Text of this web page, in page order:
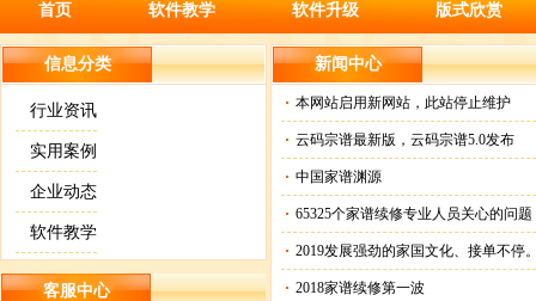
首页 软件教学 软件升级 版式欣赏
信息分类
行业资讯
实用案例
企业动态
软件教学
客服中心
新闻中心
本网站启用新网站，此站停止维护
云码宗谱最新版，云码宗谱5.0发布
中国家谱渊源
65325个家谱续修专业人员关心的问题
2019发展强劲的家国文化、接单不停
2018家谱续修第一波